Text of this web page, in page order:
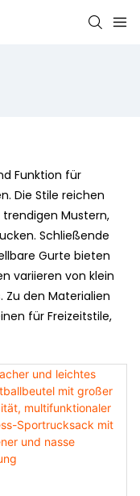
Funktion für
Die Stile reichen
Mustern,
Schließende
Gurte bieten
variieren von klein
Zu den Materialien
für Freizeitstile,